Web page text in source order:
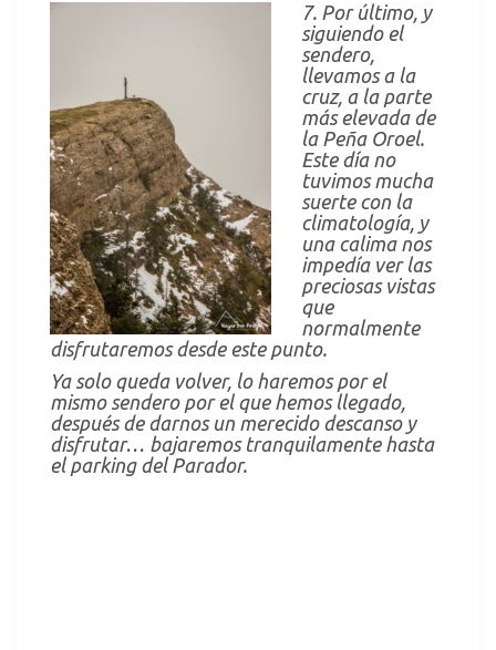
7. Por último, y
siguiendo el
sendero,
llevamos a la
cruz, a la parte
más elevada de
la Peña Oroel.
Este día no
tuvimos mucha
suerte con la
climatología, y
una calima nos
impedía ver las
preciosas vistas
que
normalmente
disfrutaremos desde este punto.
Ya solo queda volver, lo haremos por el
mismo sendero por el que hemos llegado,
después de darnos un merecido descanso y
disfrutar… bajaremos tranquilamente hasta
el parking del Parador.